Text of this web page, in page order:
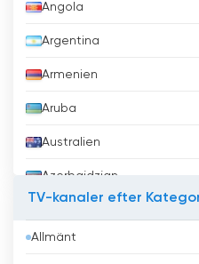
Angola
Argentina
Armenien
Aruba
Australien
Azerbajdzjan
Bangladesh
TV-kanaler efter
Allmänt